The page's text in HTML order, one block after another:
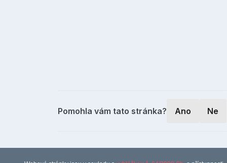
Pomohla vám tato stránka? Ano Ne